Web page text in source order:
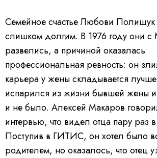
Семейное счастье Любови Полищук
слишком долгим. В 1976 году они
развелись, а причиной оказалась
профессиональная ревность: он
карьера у жены складывается
испарился из жизни бывшей жены и
и не было. Алексей Макаров
интервью, что видел отца пару раз
Поступив в ГИТИС, он хотел было
родителем, но оказалось, что отец